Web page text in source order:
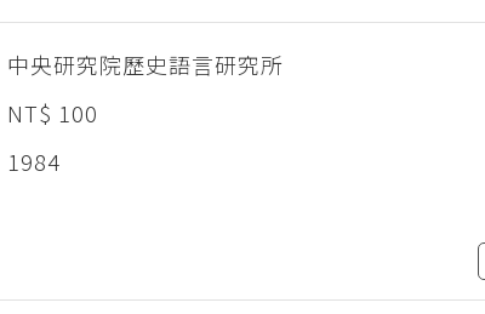
中央研究院歷史語言研究所
NT$ 100
1984